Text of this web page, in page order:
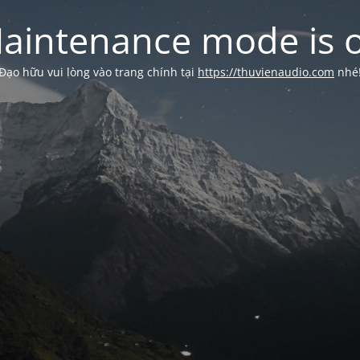
mode is
hữu vui lòng vào trang chính tại https://thuvienaudio.com